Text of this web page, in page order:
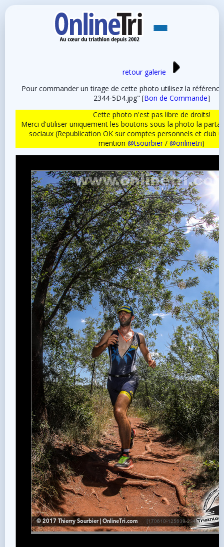
retour galerie
Pour commander un tirage de cette photo utilisez la
2344-5D4.jpg" [Bon de Commande]
Cette photo n'est pas libre de droits!
Merci d'utiliser uniquement les boutons sous la photo la
sociaux (Republication OK sur comptes personnels et club
mention @tsourbier/ @onlinetri)